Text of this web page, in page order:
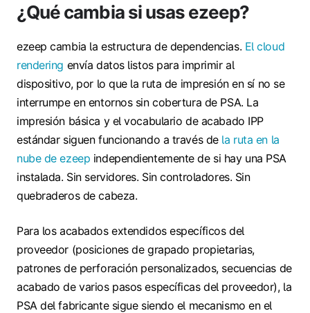
¿Qué cambia si usas ezeep?
ezeep cambia la estructura de dependencias. El cloud
rendering envía datos listos para imprimir al
dispositivo, por lo que la ruta de impresión en sí no se
interrumpe en entornos sin cobertura de PSA. La
impresión básica y el vocabulario de acabado IPP
estándar siguen funcionando a través de la ruta en la
nube de ezeep independientemente de si hay una PSA
instalada. Sin servidores. Sin controladores. Sin
quebraderos de cabeza.
Para los acabados extendidos específicos del
proveedor (posiciones de grapado propietarias,
patrones de perforación personalizados, secuencias de
acabado de varios pasos específicas del proveedor), la
PSA del fabricante sigue siendo el mecanismo en el